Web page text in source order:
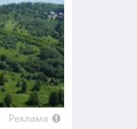
Реклама